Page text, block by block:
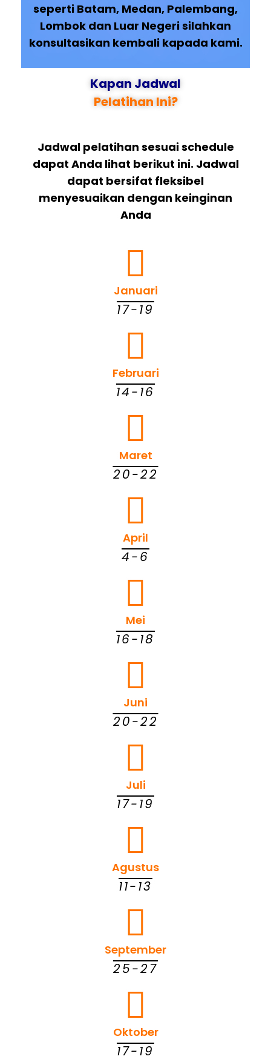
seperti Batam, Medan, Palembang,
Lombok dan Luar Negeri silahkan
konsultasikan kembali kapada kami.
Kapan Jadwal
Pelatihan Ini?
Jadwal pelatihan sesuai schedule
dapat Anda lihat berikut ini. Jadwal
dapat bersifat fleksibel
menyesuaikan dengan keinginan
Anda
Januari
17-19
Februari
14-16
Maret
20-22
April
4-6
Mei
16-18
Juni
20-22
Juli
17-19
Agustus
11-13
September
25-27
Oktober
17-19